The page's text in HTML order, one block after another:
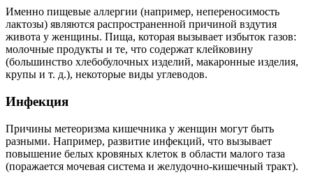
Именно пищевые аллергии (например, непереносимость
лактозы) являются распространенной причиной вздутия
живота у женщины. Пища, которая вызывает избыток газов:
молочные продукты и те, что содержат клейковину
(большинство хлебобулочных изделий, макаронные изделия,
крупы и т. д.), некоторые виды углеводов.
Инфекция
Причины метеоризма кишечника у женщин могут быть
разными. Например, развитие инфекций, что вызывает
повышение белых кровяных клеток в области малого таза
(поражается мочевая система и желудочно-кишечный тракт).